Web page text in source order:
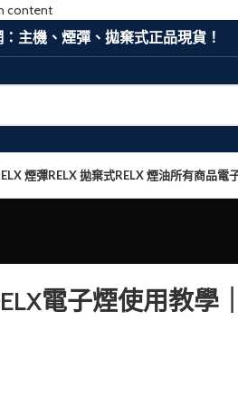
content
主機、煙彈、拋棄式正品現貨！
煙彈RELX 拋棄式RELX 煙油所有商品電
電子煙使用教